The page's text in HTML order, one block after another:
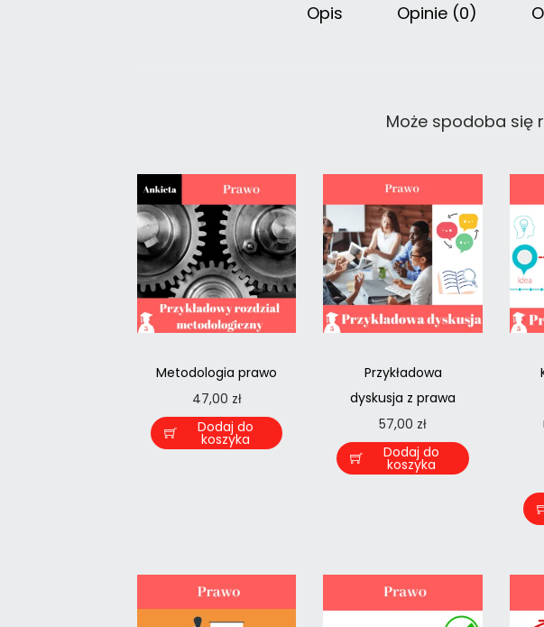
Opis Opinie (0)
Może spodoba się
Metodologia prawo
47,00 zł
Dodaj do
koszyka
Przykładowa
dyskusja z prawa
57,00 zł
Dodaj do
koszyka